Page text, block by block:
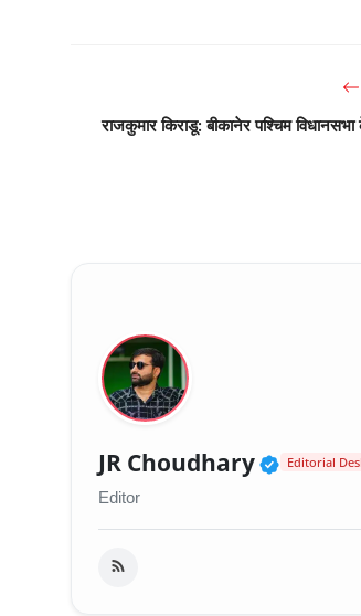
राजकुमार किराडू: बीकानेर पश्चिम
JR Choudhary Editorial
Editor